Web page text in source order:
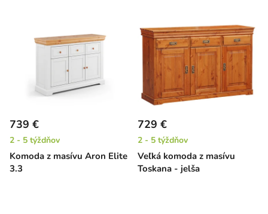
Komoda z masívu Aron Elite
3.3
739 €
2 - 5 týždňov
Veľká komoda z masívu
Toskana - jelša
729 €
2 - 5 týždňov